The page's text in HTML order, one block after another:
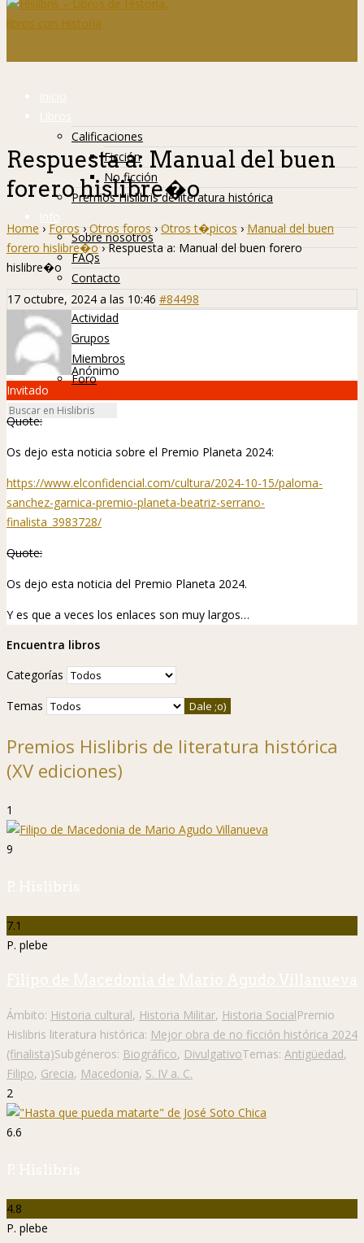
Inicio
Libros
Calificaciones
Ficción
No ficción
Premios Hislibris de literatura histórica
Info
Sobre nosotros
FAQs
Contacto
Hislibreños
Actividad
Grupos
Miembros
Foro
Respuesta a: Manual del buen
forero hislibre�o
Home › Foros › Otros foros › Otros t�picos › Manual del buen
forero hislibre�o › Respuesta a: Manual del buen forero
hislibre�o
17 octubre, 2024 a las 10:46 #84498
Anónimo
Invitado
Quote:
Os dejo esta noticia sobre el Premio Planeta 2024:
https://www.elconfidencial.com/cultura/2024-10-15/paloma-
sanchez-garnica-premio-planeta-beatriz-serrano-
finalista_3983728/
Quote:
Os dejo esta noticia del Premio Planeta 2024.
Y es que a veces los enlaces son muy largos…
Encuentra libros
Categorías
Temas
Premios Hislibris de literatura histórica
(XV ediciones)
1
9
P. Hislibris
7.1
P. plebe
Filipo de Macedonia de Mario Agudo Villanueva
Ámbito: Historia cultural, Historia Militar, Historia SocialPremio
Hislibris literatura histórica: Mejor obra de no ficción histórica 2024
(finalista)Subgéneros: Biográfico, DivulgativoTemas: Antigüedad,
Filipo, Grecia, Macedonia, S. IV a. C.
2
6.6
P. Hislibris
4.8
P. plebe